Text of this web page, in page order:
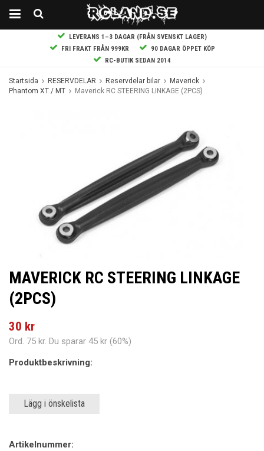
LEVERANS 1–3 DAGAR (FRÅN SVENSKT LAGER)
FRI FRAKT FRÅN 999KR
90 DAGAR ÖPPET KÖP
RC-BUTIK SEDAN 2014
Startsida RESERVDELAR Reservdelar bilar
Maverick
Phantom XT / MT
Maverick RC STEERING LINKAGE (2PCS)
MAVERICK RC STEERING LINKAGE
(2PCS)
30 kr
Ord. 75 kr. Du sparar 45 kr (60%)
Produktbeskrivning:
Lägg i önskelista
Artikelnummer: